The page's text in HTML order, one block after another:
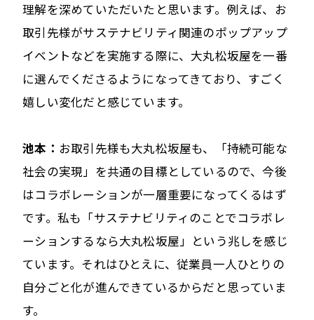
理解を深めていただいたと思います。例えば、お
取引先様がサステナビリティ関連のポップアップ
イベントなどを実施する際に、大丸松坂屋を一番
に選んでくださるようになってきており、すごく
嬉しい変化だと感じています。
池本： お取引先様も大丸松坂屋も、「持続可能な
社会の実現」を共通の目標としているので、今後
はコラボレーションが一層重要になってくるはず
です。私も「サステナビリティのことでコラボレ
ーションするなら大丸松坂屋」という兆しを感じ
ています。それはひとえに、従業員一人ひとりの
自分ごと化が進んできているからだと思っていま
す。